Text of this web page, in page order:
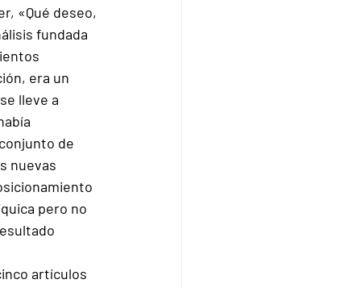
«Qué deseo,
fundada
era un
lleve a
de
nuevas
pero no
artículos